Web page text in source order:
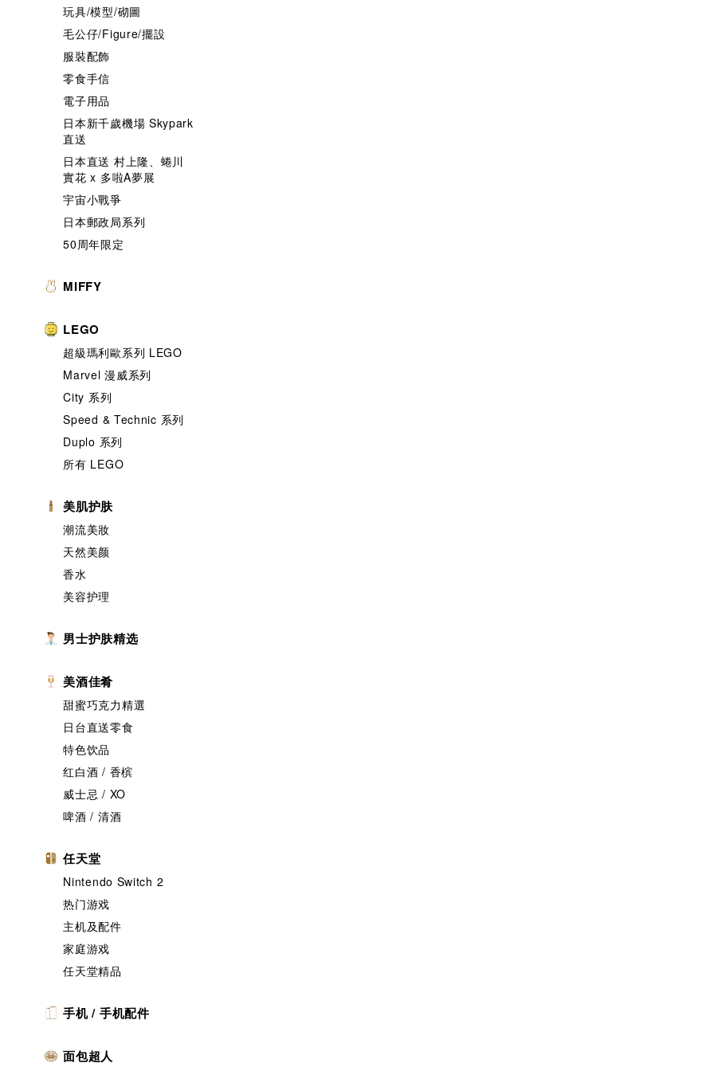
玩具/模型/砌圖
毛公仔/Figure/擺設
服裝配飾
零食手信
電子用品
日本新千歲機場 Skypark
直送
日本直送 村上隆、蜷川
實花 x 多啦A夢展
宇宙小戰爭
日本郵政局系列
50周年限定
MIFFY
LEGO
超級瑪利歐系列 LEGO
Marvel 漫威系列
City 系列
Speed & Technic 系列
Duplo 系列
所有 LEGO
美肌护肤
潮流美妝
天然美颜
香水
美容护理
男士护肤精选
美酒佳肴
甜蜜巧克力精選
日台直送零食
特色饮品
红白酒 / 香槟
威士忌 / XO
啤酒 / 清酒
任天堂
Nintendo Switch 2
热门游戏
主机及配件
家庭游戏
任天堂精品
手机 / 手机配件
面包超人